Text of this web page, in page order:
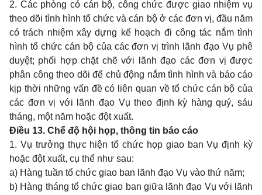
2. Các phòng có cán bộ, công chức được giao nhiệm vụ
theo dõi tình hình tổ chức và cán bộ ở các đơn vị, đầu năm
có trách nhiệm xây dựng kế hoạch đi công tác nắm tình
hình tổ chức cán bộ của các đơn vị trình lãnh đạo Vụ phê
duyệt; phối hợp chặt chẽ với lãnh đạo các đơn vị được
phân công theo dõi để chủ động nắm tình hình và báo cáo
kịp thời những vấn đề có liên quan về tổ chức cán bộ của
các đơn vị với lãnh đạo Vụ theo định kỳ hàng quý, sáu
tháng, một năm hoặc đột xuất.
Điều 13. Chế độ hội họp, thông tin báo cáo
1. Vụ trưởng thực hiện tổ chức họp giao ban Vụ định kỳ
hoặc đột xuất, cụ thể như sau:
a) Hàng tuần tổ chức giao ban lãnh đạo Vụ vào thứ năm;
b) Hàng tháng tổ chức giao ban giữa lãnh đạo Vụ với lãnh